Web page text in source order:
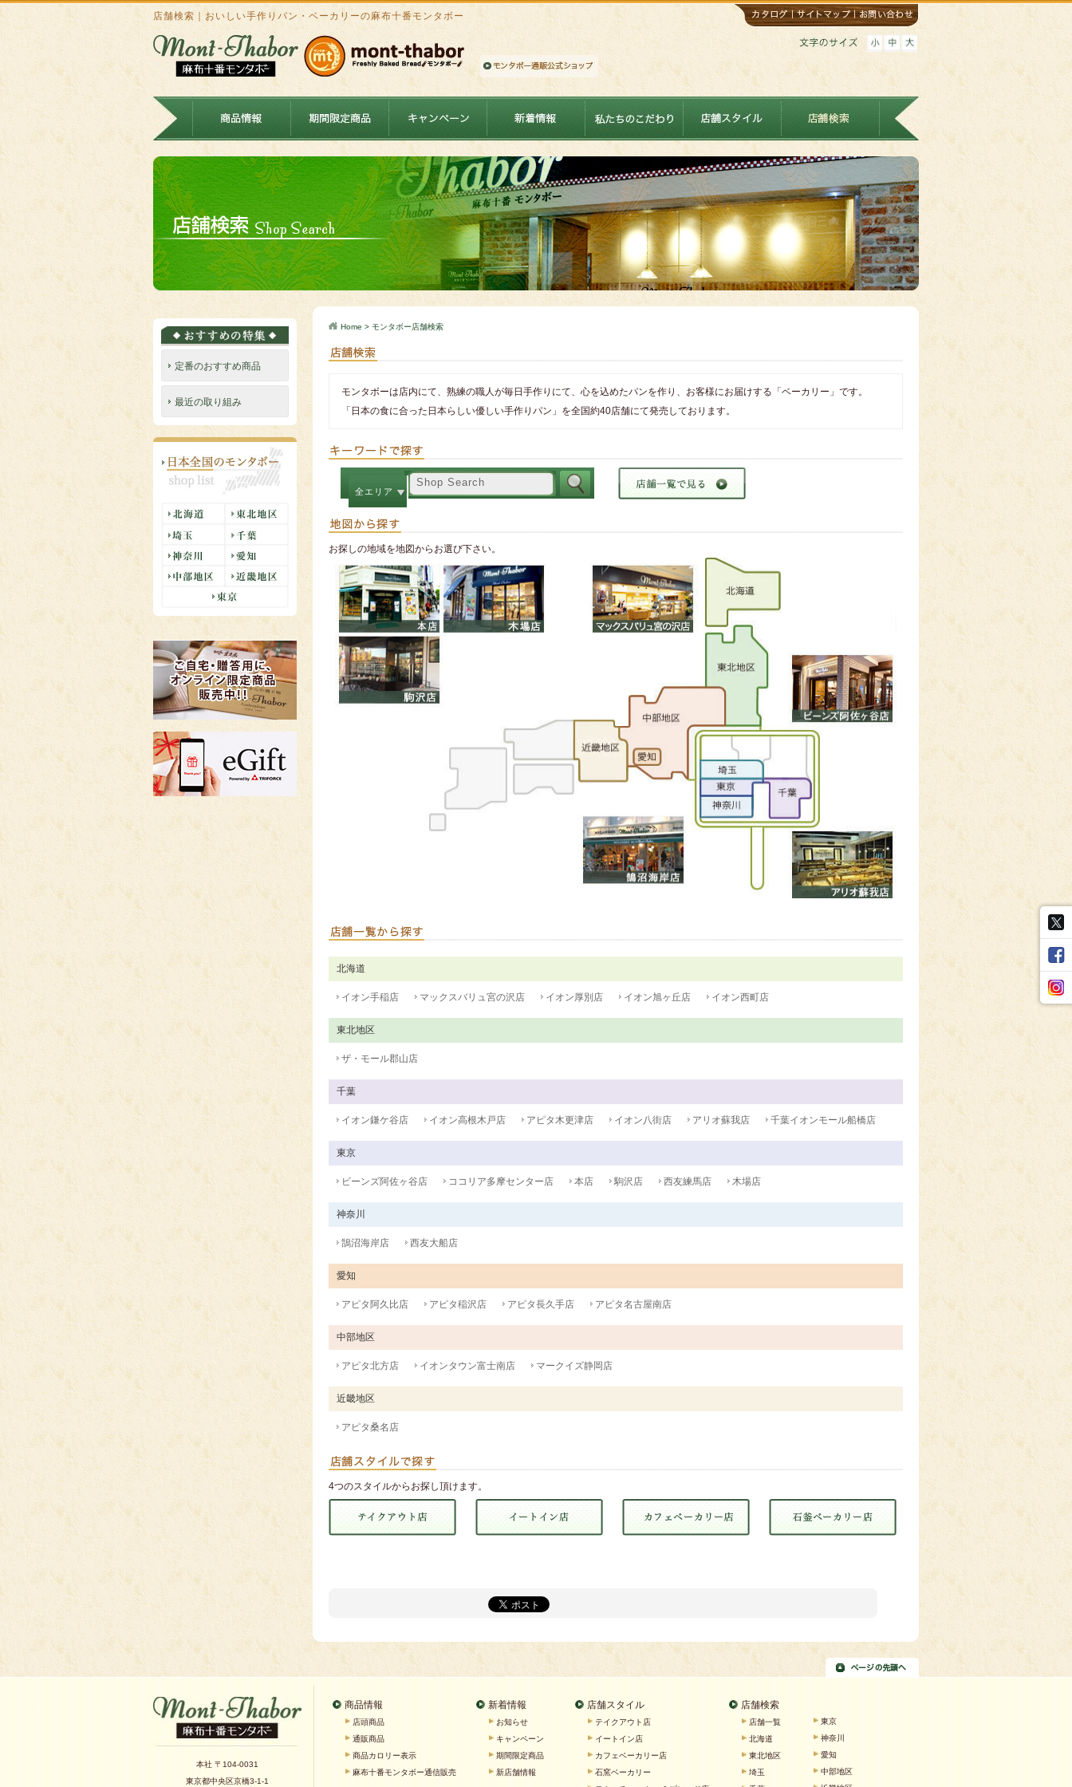
店舗検索｜おいしい手作りパン・ベーカリーの麻布十番モンタボー
Home > モンタボー店舗検索
モンタボーは店内にて、熟練の職人が毎日手作りにて、心を込めたパンを作り、お客様にお届けする「ベーカリー」です。
「日本の食に合った日本らしい優しい手作りパン」を全国約40店舗にて発売しております。
全エリア
お探しの地域を地図からお選び下さい。
北海道
イオン手稲店 マックスバリュ宮の沢店 イオン厚別店 イオン旭ヶ丘店 イオン西町店
東北地区
ザ・モール郡山店
千葉
イオン鎌ケ谷店 イオン高根木戸店 アピタ木更津店 イオン八街店 アリオ蘇我店 千葉イオンモール船橋店
東京
ビーンズ阿佐ヶ谷店 ココリア多摩センター店 本店 駒沢店 西友練馬店 木場店
神奈川
鵠沼海岸店 西友大船店
愛知
アピタ阿久比店 アピタ稲沢店 アピタ長久手店 アピタ名古屋南店
中部地区
アピタ北方店 イオンタウン富士南店 マークイズ静岡店
近畿地区
アピタ桑名店
4つのスタイルからお探し頂けます。
定番のおすすめ商品
最近の取り組み
本社 〒104-0031
東京都中央区京橋3-1-1
商品情報
店頭商品
通販商品
商品カロリー表示
麻布十番モンタボー通信販売
新着情報
お知らせ
キャンペーン
期間限定商品
新店舗情報
店舗スタイル
テイクアウト店
イートイン店
カフェベーカリー店
石窯ベーカリー
店舗検索
店舗一覧
北海道
東北地区
埼玉
東京
神奈川
愛知
中部地区